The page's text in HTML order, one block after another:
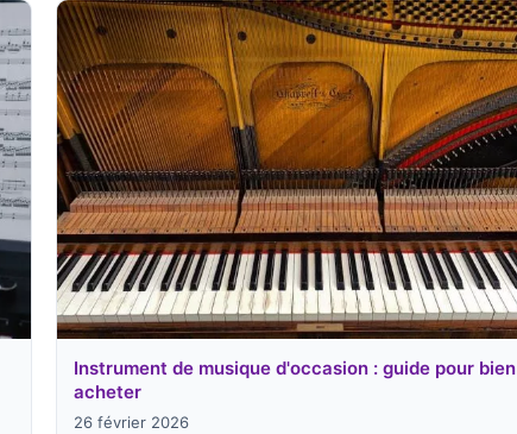
Instrument de musique d'occasion : guide pour bien
acheter
26 février 2026